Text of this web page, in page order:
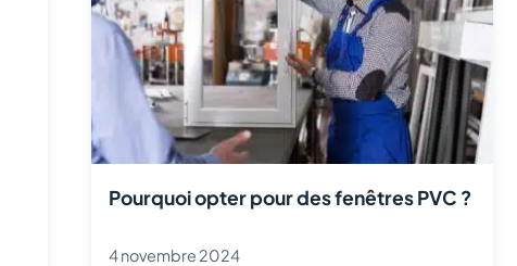
Pourquoi opter pour des fenêtres PVC ?
4 novembre 2024